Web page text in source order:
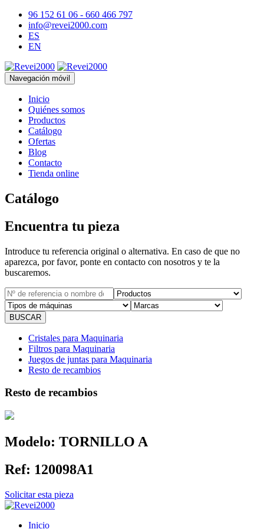
96 152 61 06 - 660 466 797
info@revei2000.com
ES
EN
Navegación móvil
Inicio
Quiénes somos
Productos
Catálogo
Ofertas
Blog
Contacto
Tienda online
Catálogo
Encuentra tu pieza
Introduce tu referencia original o alternativa. En caso de que no
aparezca, por favor, ponte en contacto con nosotros y te la
buscaremos.
Cristales para Maquinaria
Filtros para Maquinaria
Juegos de juntas para Maquinaria
Resto de recambios
Resto de recambios
Modelo: TORNILLO A
Ref: 120098A1
Solicitar esta pieza
Inicio